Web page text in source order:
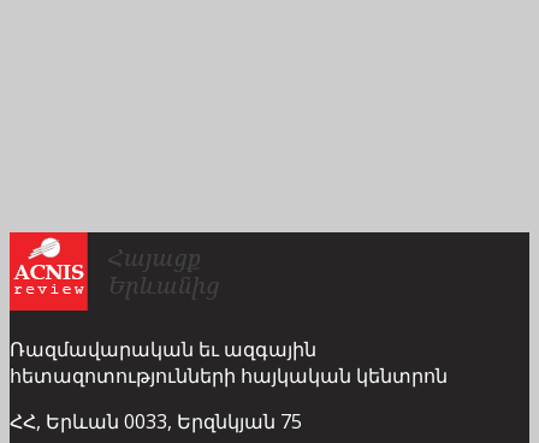
Ռազմավարական եւ ազգային
հետազոտությունների հայկական կենտրոն
ՀՀ, Երևան 0033, Երզնկյան 75